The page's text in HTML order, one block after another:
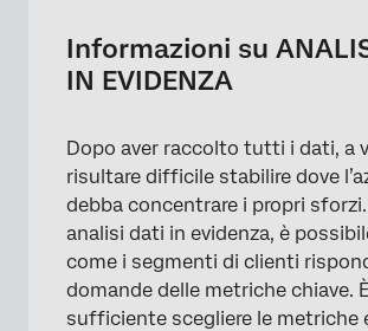
Impostazione di Insights
Navigazione tra gli approfondimenti
Confronto tra i sottogruppi
Confronto metrico complessivo
FILTRO Approfondimenti
Ordinamento delle intuizioni
Informazioni su
IN EVIDENZA
Dopo aver raccolto tutti i dati, a
risultare difficile stabilire dove
debba concentrare i propri sforzi.
analisi dati in evidenza, è
come i segmenti di clienti
domande delle metriche chiave. È
sufficiente scegliere le metriche